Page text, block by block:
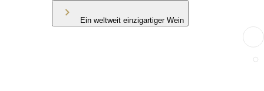
Ein weltweit einzigartiger Wein